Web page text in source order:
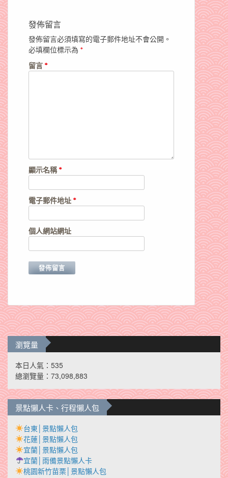
發佈留言
發佈留言必須填寫的電子郵件地址不會公開。
必填欄位標示為 *
留言 *
顯示名稱*
電子郵件地址 *
個人網站網址
瀏覽量
本日人氣：535
總瀏覽量：73,098,883
景點懶人卡、行程懶人包
台東│景點懶人包
花蓮│景點懶人包
宜蘭│景點懶人包
宜蘭│雨備景點懶人卡
桃園新竹苗栗│景點懶人包